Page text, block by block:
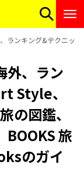
ランキング&テクニッ
外、ラン
Style、
の図鑑、
BOOKS 旅
のガイ